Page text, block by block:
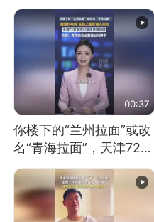
00:37
你楼下的“兰州拉面”或改
名“青海拉面”，天津72家
面馆已集体更换招牌